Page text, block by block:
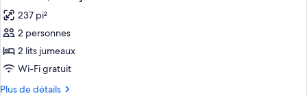
lit
(Runway
View,
High
Floor)
lit
(Runway
High
Floor)
toutes
les
photos
pour
ce
type
237 pi²
2 personnes
2 lits jumeaux
Wi-Fi gratuit
Plus de détails
Plus